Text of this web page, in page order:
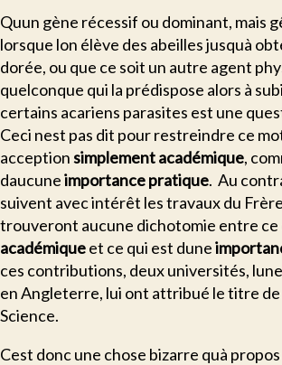
Quun gène récessif ou dominant, mais
lorsque lon élève des abeilles jusquà
dorée, ou que ce soit un autre agent
quelconque qui la prédispose alors à
certains acariens parasites est une
Ceci nest pas dit pour restreindre ce
acception simplement académique,
daucune importance pratique. Au
suivent avec intérêt les travaux du
trouveront aucune dichotomie entre ce
académique et ce qui est dune 
ces contributions, deux universités, lune
en Angleterre, lui ont attribué le titre
Science.
Cest donc une chose bizarre quà